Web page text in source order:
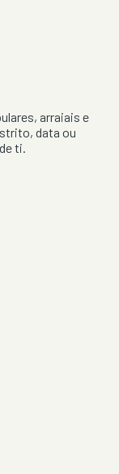
arraiais e
data ou
ti.